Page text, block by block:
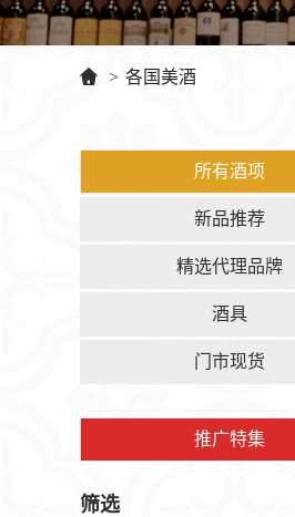
> 各国美酒
所有酒项
新品推荐
精选代理品牌
酒具
门市现货
推广特集
筛选